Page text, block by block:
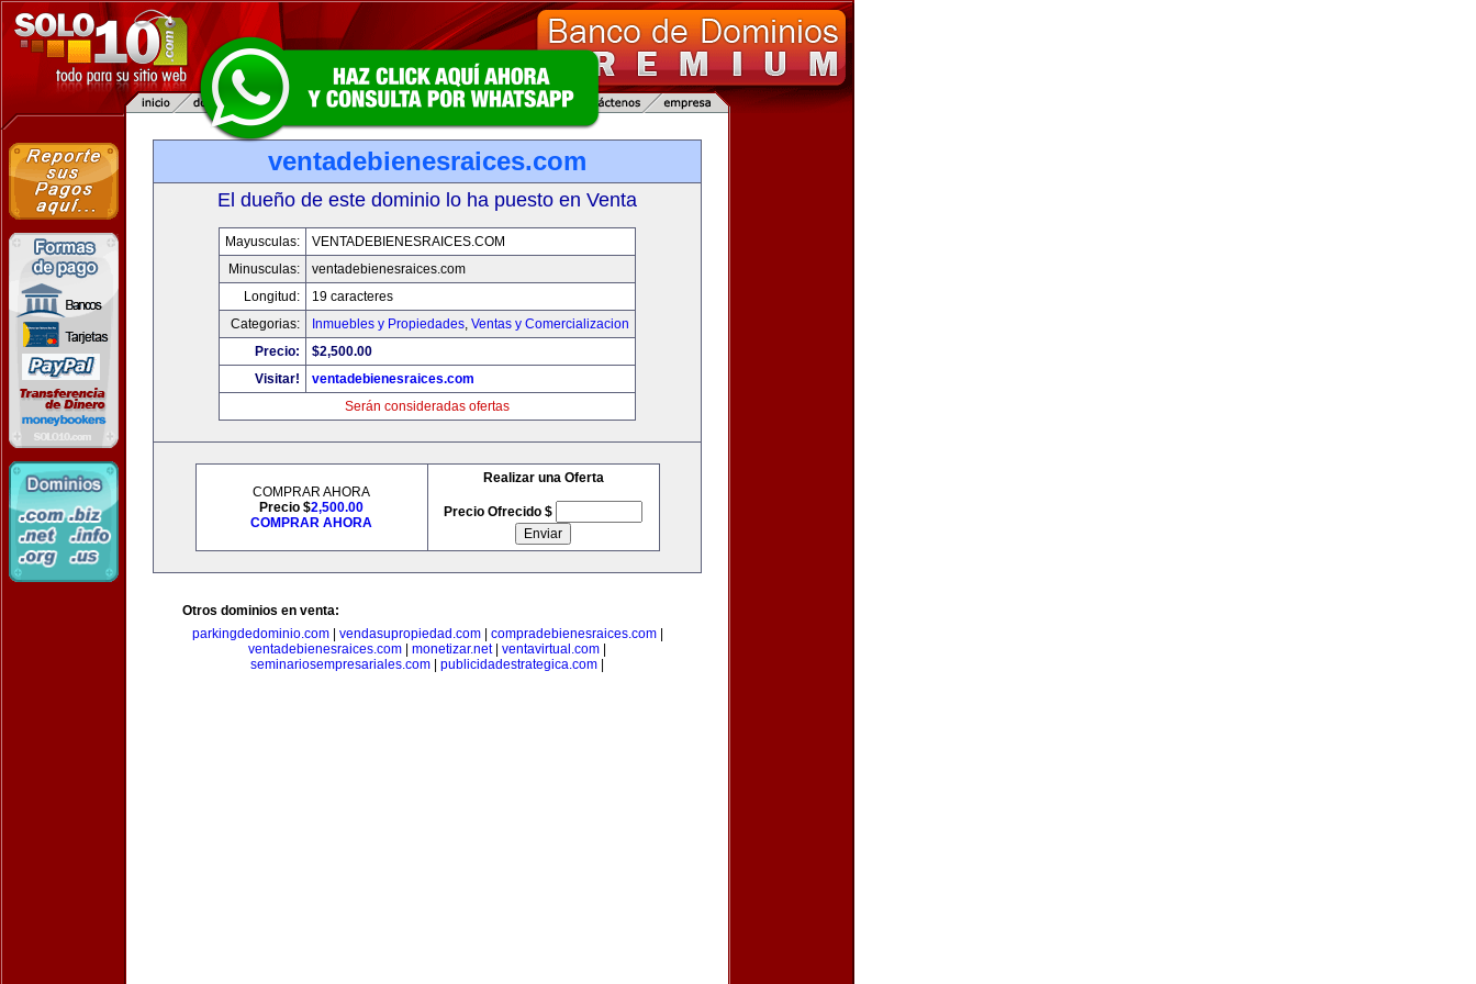
ventadebienesraices.com
El dueño de este dominio lo ha puesto en Venta
Mayusculas:
VENTADEBIENESRAICES.COM
Minusculas:
ventadebienesraices.com
Longitud:
19 caracteres
Categorias:
Inmuebles y Propiedades, Ventas y Comercializacion
Precio:
$2,500.00
Visitar!
ventadebienesraices.com
Serán consideradas ofertas
COMPRAR AHORA
Precio $2,500.00
COMPRAR AHORA
Realizar una Oferta
Precio Ofrecido $
Otros dominios en venta:
parkingdedominio.com| vendasupropiedad.com| compradebienesraices.com|
ventadebienesraices.com
monetizar.net| ventavirtual.com
seminariosempresariales.com
publicidadestrategica.com